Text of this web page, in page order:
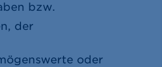
bzw.
der
oder